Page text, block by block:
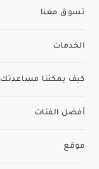
تسوق معنا
الخدمات
كيف يمكننا
أفضل الفئات
موقع